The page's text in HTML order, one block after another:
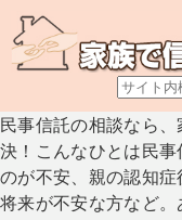
民事信託の相談なら
決！こんなひとは民
のが不安、親の認知
将来が不安な方など